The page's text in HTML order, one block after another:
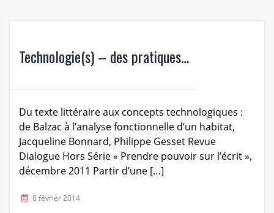
Technologie(s) – des pratiques…
Du texte littéraire aux concepts technologiques :
de Balzac à l’analyse fonctionnelle d’un habitat,
Jacqueline Bonnard, Philippe Gesset Revue
Dialogue Hors Série « Prendre pouvoir sur l’écrit »,
décembre 2011 Partir d’une […]
8 février 2014